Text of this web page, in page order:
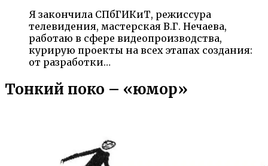
Я закончила СПбГИКиТ, режиссура
телевидения, мастерская В.Г. Нечаева,
работаю в сфере видеопроизводства,
курирую проекты на всех этапах создания:
от разработки…
Тонкий поко – «юмор»